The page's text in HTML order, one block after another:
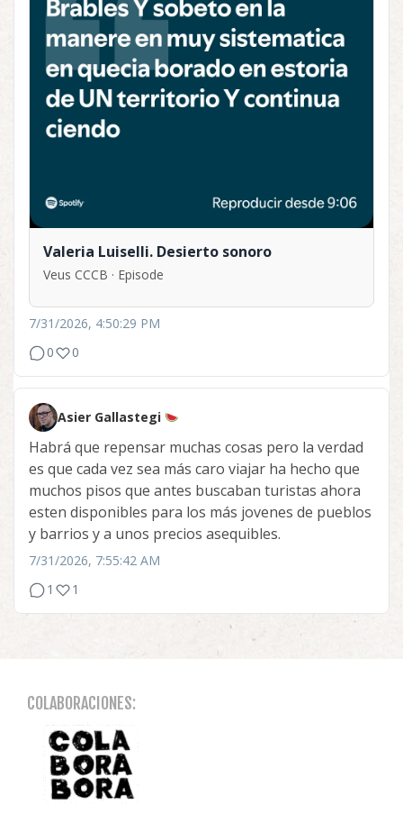
Valeria Luiselli. Desierto sonoro
Veus CCCB · Episode
7/31/2026, 4:50:29 PM
0
0
Asier Gallastegi
Habrá que repensar muchas cosas pero la verdad
es que cada vez sea más caro viajar ha hecho que
muchos pisos que antes buscaban turistas ahora
esten disponibles para los más jovenes de pueblos
y barrios y a unos precios asequibles.
7/31/2026, 7:55:42 AM
1
1
COLABORACIONES: